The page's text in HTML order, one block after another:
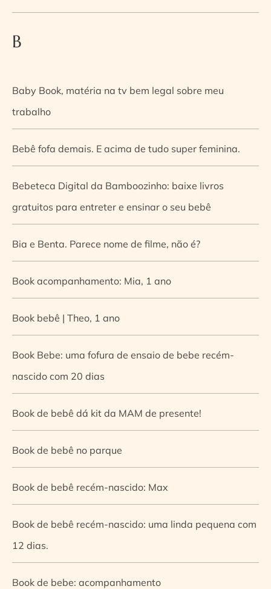
B
Baby Book, matéria na tv bem legal sobre meu
trabalho
Bebê fofa demais. E acima de tudo super feminina.
Bebeteca Digital da Bamboozinho: baixe livros
gratuitos para entreter e ensinar o seu bebê
Bia e Benta. Parece nome de filme, não é?
Book acompanhamento: Mia, 1 ano
Book bebê | Theo, 1 ano
Book Bebe: uma fofura de ensaio de bebe recém-
nascido com 20 dias
Book de bebê dá kit da MAM de presente!
Book de bebê no parque
Book de bebê recém-nascido: Max
Book de bebê recém-nascido: uma linda pequena com
12 dias.
Book de bebe: acompanhamento